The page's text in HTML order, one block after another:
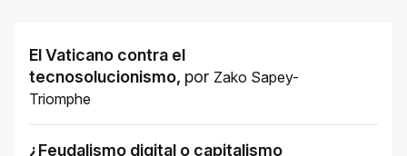
El Vaticano contra el
tecnosolucionismo, por Zako Sapey-
Triomphe
¿Feudalismo digital o capitalismo